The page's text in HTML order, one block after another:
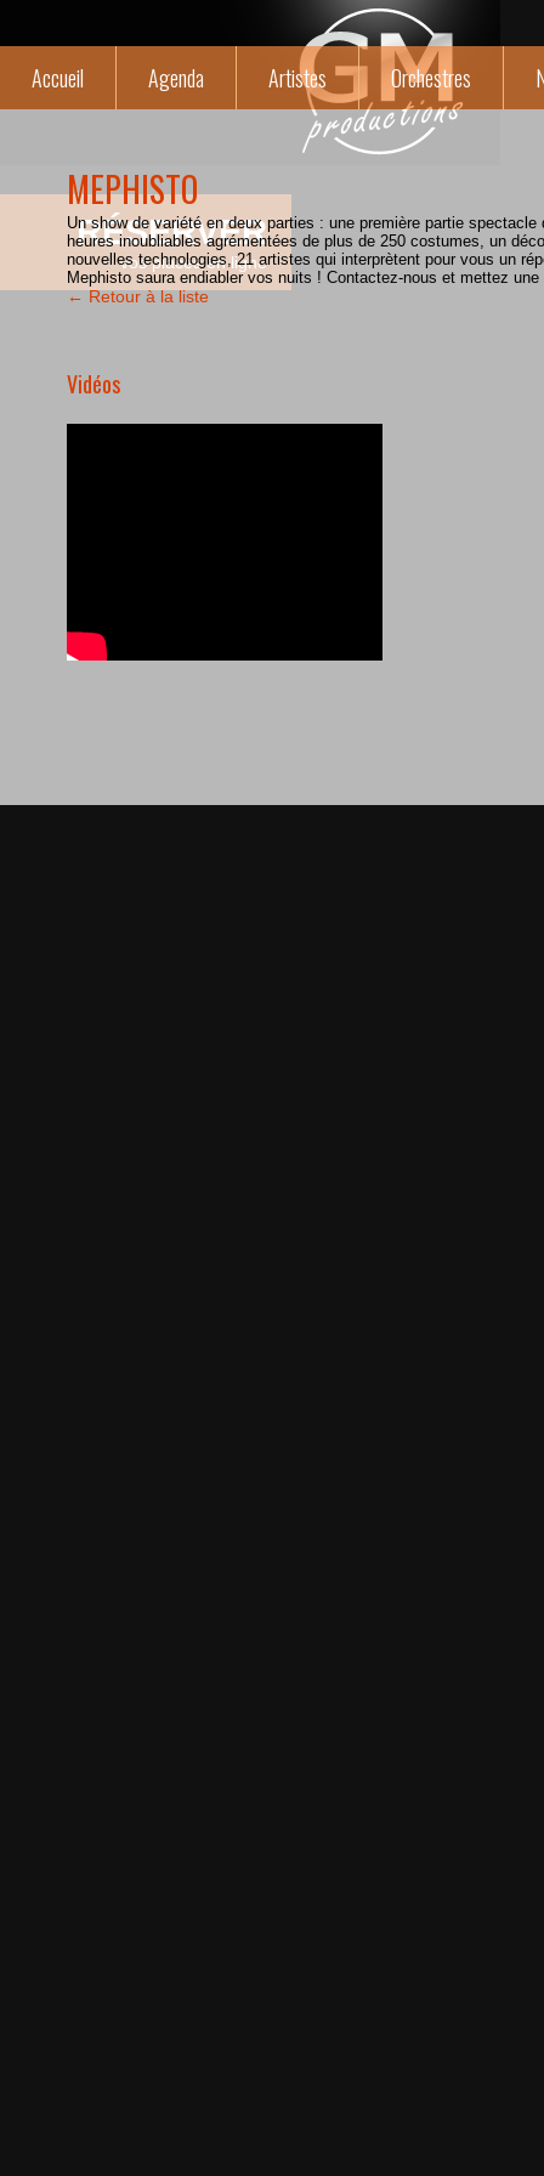
RÉSERVER
vos places en ligne
Accueil Agenda Artistes Orchestres
MEPHISTO
Un show de variété en deux parties : une première partie
heures inoubliables agrémentées de plus de 250 costumes, un
nouvelles technologies, 21 artistes qui interprètent pour vous un
Mephisto saura endiabler vos nuits ! Contactez-nous et mettez
← Retour à la liste
Vidéos